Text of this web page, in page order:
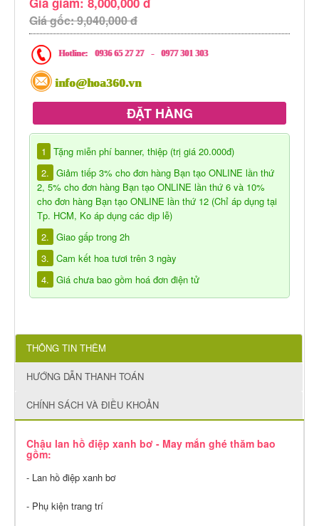
Giá gốc: 9,040,000 đ
Hotline: 0936 65 27 27 - 0977 301 303
info@hoa360.vn
ĐẶT HÀNG
1
Tặng miễn phí banner, thiệp (trị giá 20.000đ)
2. Giảm tiếp 3% cho đơn hàng Bạn tạo ONLINE lần thứ
2, 5% cho đơn hàng Bạn tạo ONLINE lần thứ 6 và 10%
cho đơn hàng Bạn tạo ONLINE lần thứ 12 (Chỉ áp dụng tại
Tp. HCM, Ko áp dụng các dịp lễ)
2. Giao gấp trong 2h
3. Cam kết hoa tươi trên 3 ngày
4. Giá chưa bao gồm hoá đơn điện tử
THÔNG TIN THÊM
HƯỚNG DẪN THANH TOÁN
CHÍNH SÁCH VÀ ĐIỀU KHOẢN
Chậu lan hồ điệp xanh bơ - May mắn ghé thăm bao
gồm:
- Lan hồ điệp xanh bơ
- Phụ kiện trang trí